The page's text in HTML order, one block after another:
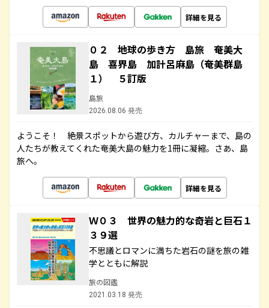
詳細を見る
０２ 地球の歩き方 島旅 奄美大
島 喜界島 加計呂麻島（奄美群島
１） ５訂版
島旅
2026.08.06 発売
ようこそ！ 絶景スポットから遊び方、カルチャーまで、島の
人たちが教えてくれた奄美大島の魅力を1冊に凝縮。さあ、島
旅へ。
詳細を見る
Ｗ０３ 世界の魅力的な奇岩と巨石１
３９選
不思議とロマンに満ちた岩石の謎を旅の雑
学とともに解説
旅の図鑑
2021.03.18 発売